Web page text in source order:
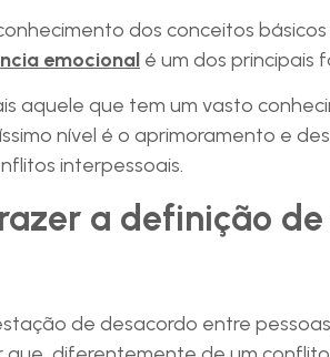
dos conceitos
emocional é um dos principais
aquele que tem um vasto
nível é o aprimoramento e
interpessoais.
a definição
de desacordo entre